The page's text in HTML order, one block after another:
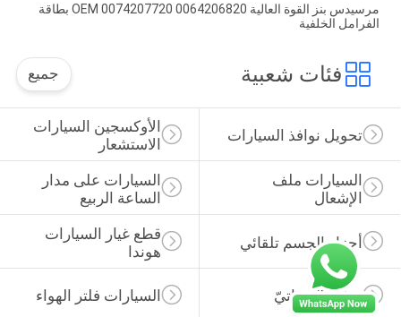
مرسيدس بنز القوة العالية OEM 0074207720 0064206820 بطاقة
الفرامل الخلفية
فئات شعبية جميع
الأوكسجين السيارات
الاستشعار
تحويل نوافذ السيارات
السيارات على مدار
الساعة الربيع
السيارات ملف
الإشعال
قطع غيار السيارات
هوندا
أجزاء الجسم تلقائي
السيارات فلتر الهواء Oil Filter ذاتيّ